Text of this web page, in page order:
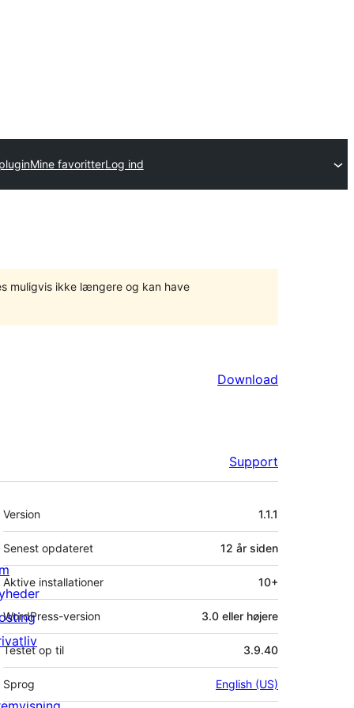
Mine favoritterLog ind
muligvis ikke længere og kan have
Download
Support
Meta
Version 1.1.1
Senest opdateret 12 år siden
Aktive installationer 10+
WordPress-version 3.0 eller højere
Testet op til 3.9.40
Sprog English (US)